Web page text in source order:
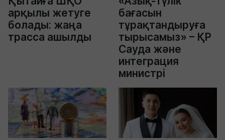
арқылы жетуге
болады: жаңа
трасса ашылды
бағасын
тұрақтандыруға
тырысамыз» – ҚР
Сауда және
интеграция
министрі